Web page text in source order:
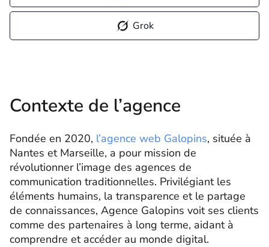
Grok
Contexte de l’agence
Fondée en 2020, l’agence web Galopins, située à
Nantes et Marseille, a pour mission de
révolutionner l’image des agences de
communication traditionnelles. Privilégiant les
éléments humains, la transparence et le partage
de connaissances, Agence Galopins voit ses clients
comme des partenaires à long terme, aidant à
comprendre et accéder au monde digital.